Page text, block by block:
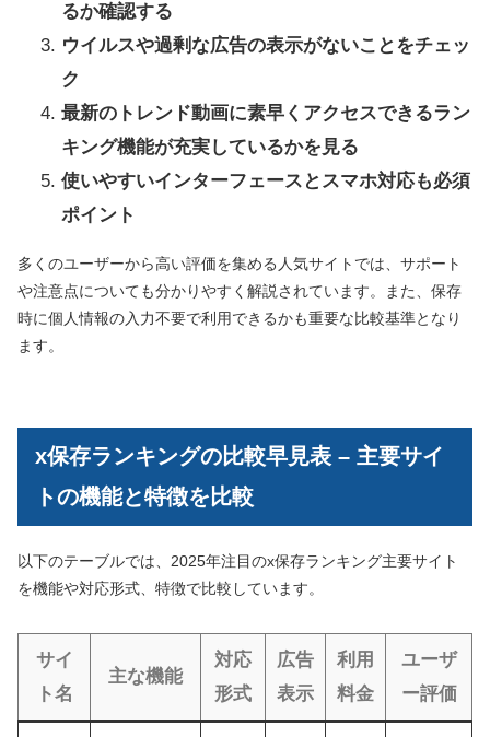
るか確認する
ウイルスや過剰な広告の表示がないことをチェッ
ク
最新のトレンド動画に素早くアクセスできるラン
キング機能が充実しているかを見る
使いやすいインターフェースとスマホ対応も必須
ポイント
多くのユーザーから高い評価を集める人気サイトでは、サポート
や注意点についても分かりやすく解説されています。また、保存
時に個人情報の入力不要で利用できるかも重要な比較基準となり
ます。
x保存ランキングの比較早見表 – 主要サイ
トの機能と特徴を比較
以下のテーブルでは、2025年注目のx保存ランキング主要サイト
を機能や対応形式、特徴で比較しています。
サイ
ト名
主な機能
対応
形式
広告
表示
利用
料金
ユーザ
ー評価